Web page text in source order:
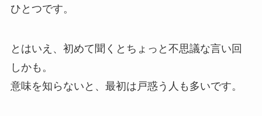
ひとつです。
とはいえ、初めて聞くとちょっと不思議な言い回
しかも。
意味を知らないと、最初は戸惑う人も多いです。